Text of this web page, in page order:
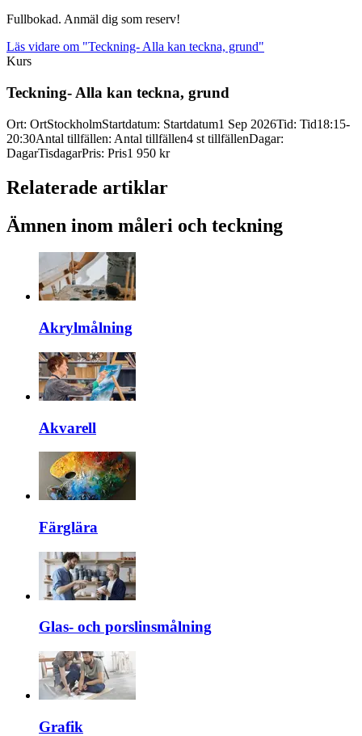
Fullbokad. Anmäl dig som reserv!
Läs vidare om "Teckning- Alla kan teckna, grund"
Kurs
Teckning- Alla kan teckna, grund
Ort: OrtStockholmStartdatum: Startdatum1 Sep 2026Tid: Tid18:15-
20:30Antal tillfällen: Antal tillfällen4 st tillfällenDagar:
DagarTisdagarPris: Pris1 950 kr
Relaterade artiklar
Ämnen inom måleri och teckning
Akrylmålning
Akvarell
Färglära
Glas- och porslinsmålning
Grafik